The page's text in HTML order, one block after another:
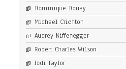
Dominique Douay
Michael Crichton
Audrey Niffenegger
Robert Charles Wilson
Jodi Taylor